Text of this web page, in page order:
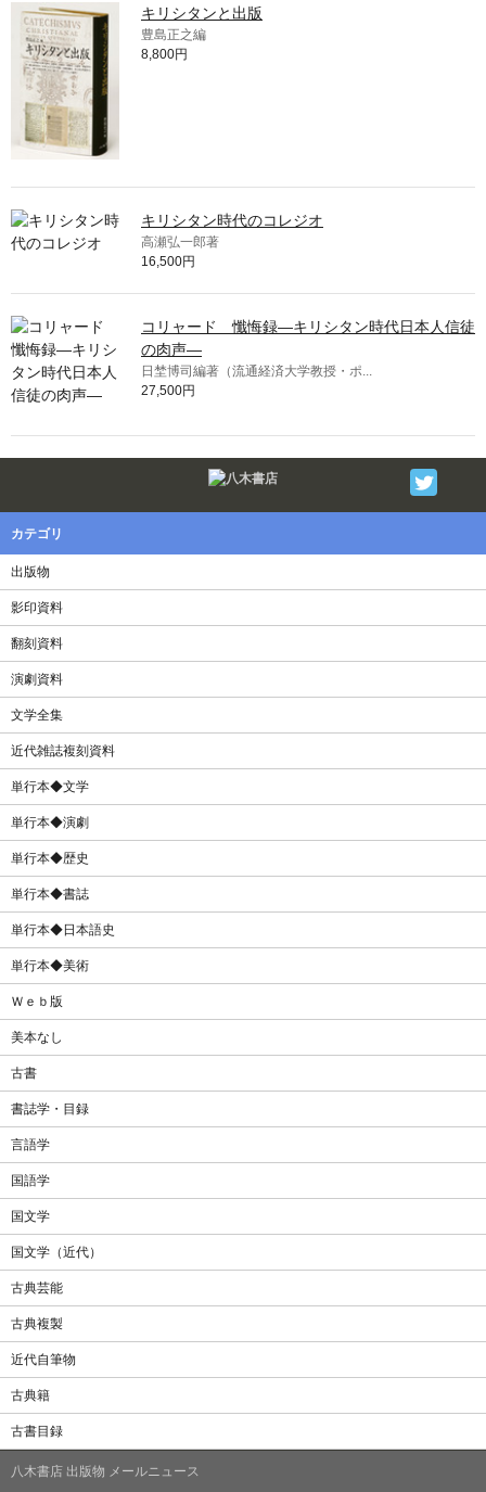
キリシタンと出版
豊島正之編
8,800円
キリシタン時代のコレジオ
高瀬弘一郎著
16,500円
コリャード 懺悔録—キリシタン時代日本人信徒
の肉声—
日埜博司編著（流通経済大学教授・ポ...
27,500円
カテゴリ
出版物
影印資料
翻刻資料
演劇資料
文学全集
近代雑誌複刻資料
単行本◆文学
単行本◆演劇
単行本◆歴史
単行本◆書誌
単行本◆日本語史
単行本◆美術
Ｗｅｂ版
美本なし
古書
書誌学・目録
言語学
国語学
国文学
国文学（近代）
古典芸能
古典複製
近代自筆物
古典籍
古書目録
八木書店 出版物 メールニュース